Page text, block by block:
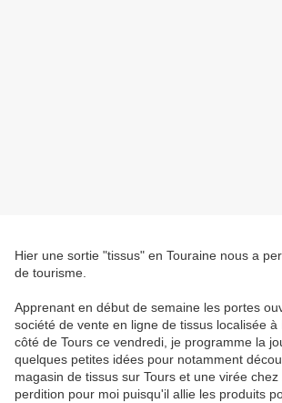
Hier une sortie "tissus" en Touraine nous a
de tourisme.
Apprenant en début de semaine les portes
société de vente en ligne de tissus localisée à
côté de Tours ce vendredi, je programme la
quelques petites idées pour notamment
magasin de tissus sur Tours et une virée
perdition pour moi puisqu'il allie les produits